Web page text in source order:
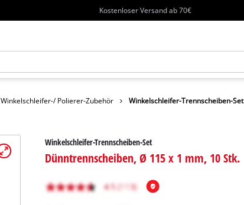
Kostenloser Versand ab 70€
Winkelschleifer-/ Polierer-Zubehör Winkelschleifer-Trennscheiben-Set
Winkelschleifer-Trennscheiben-Set
Dünntrennscheiben, Ø 115 x 1 mm, 10 Stk.